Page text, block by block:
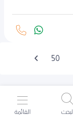
50
البحث القائمة